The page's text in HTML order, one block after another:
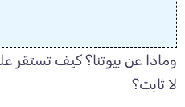
وماذا عن بيوتنا؟ كيف تستقر
لا ثابت؟